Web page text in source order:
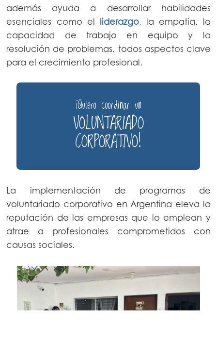
además ayuda a desarrollar habilidades
esenciales como el liderazgo, la empatía, la
capacidad de trabajo en equipo y la
resolución de problemas, todos aspectos clave
para el crecimiento profesional.
">
¡Quiero coordinar un
VOLUNTARIADO
CORPORATIVO!
La implementación de programas de
voluntariado corporativo en Argentina eleva la
reputación de las empresas que lo emplean y
atrae a profesionales comprometidos con
causas sociales.